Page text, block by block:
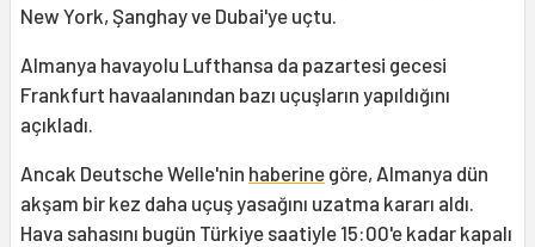
New York, Şanghay ve Dubai'ye uçtu.
Almanya havayolu Lufthansa da pazartesi gecesi
Frankfurt havaalanından bazı uçuşların yapıldığını
açıkladı.
Ancak Deutsche Welle'nin haberine göre, Almanya dün
akşam bir kez daha uçuş yasağını uzatma kararı aldı.
Hava sahasını bugün Türkiye saatiyle 15:00'e kadar kapalı